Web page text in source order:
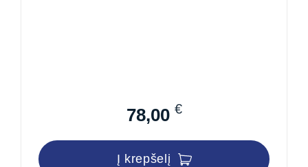
78,00 €
Į krepšelį